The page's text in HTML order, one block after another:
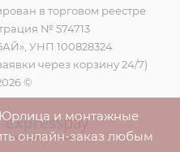
в торговом реестре
№ 574713
УНП 100828324
через корзину 24/7)
©
и монтажные
онлайн-заказ любым